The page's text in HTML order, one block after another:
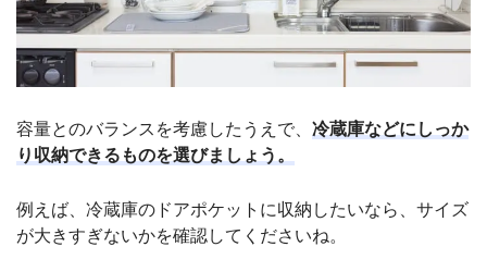
容量とのバランスを考慮したうえで、 冷蔵庫などにしっか
り収納できるものを選びましょう。
例えば、冷蔵庫のドアポケットに収納したいなら、サイズ
が大きすぎないかを確認してくださいね。